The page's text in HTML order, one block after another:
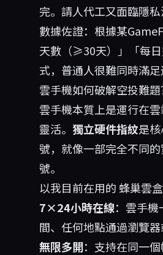
完。請人代工又面臨隱私
數據佐證：根據某
天數（≥30天）」「每
式，普通人很難同時滿足
雲手機如何破解空投難題
雲手機本質上是運行在
靈活。 獨立硬件指紋是
號，就像一部完全不同
號。
以我目前在用的 蜂巢雲盒
7×24小時在線：雲手
間、任何地點通過瀏覽
無限多開：支持在同一